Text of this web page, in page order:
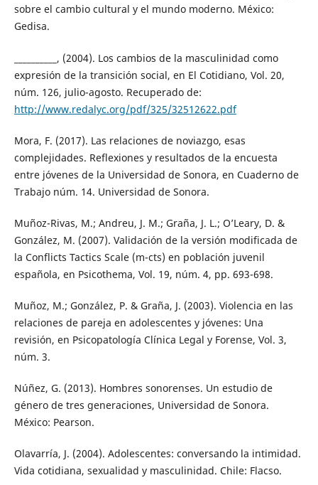
sobre el cambio cultural y el mundo moderno. México:
Gedisa.
__________, (2004). Los cambios de la masculinidad como
expresión de la transición social, en El Cotidiano, Vol. 20,
núm. 126, julio-agosto. Recuperado de:
http://www.redalyc.org/pdf/325/32512622.pdf
Mora, F. (2017). Las relaciones de noviazgo, esas
complejidades. Reflexiones y resultados de la encuesta
entre jóvenes de la Universidad de Sonora, en Cuaderno de
Trabajo núm. 14. Universidad de Sonora.
Muñoz-Rivas, M.; Andreu, J. M.; Graña, J. L.; O’Leary, D. &
González, M. (2007). Validación de la versión modificada de
la Conflicts Tactics Scale (m-cts) en población juvenil
española, en Psicothema, Vol. 19, núm. 4, pp. 693-698.
Muñoz, M.; González, P. & Graña, J. (2003). Violencia en las
relaciones de pareja en adolescentes y jóvenes: Una
revisión, en Psicopatología Clínica Legal y Forense, Vol. 3,
núm. 3.
Núñez, G. (2013). Hombres sonorenses. Un estudio de
género de tres generaciones, Universidad de Sonora.
México: Pearson.
Olavarría, J. (2004). Adolescentes: conversando la intimidad.
Vida cotidiana, sexualidad y masculinidad. Chile: Flacso.